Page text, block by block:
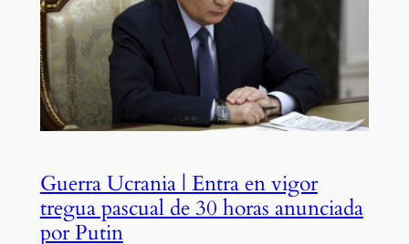
Guerra Ucrania | Entra en vigor
tregua pascual de 30 horas anunciada
por Putin